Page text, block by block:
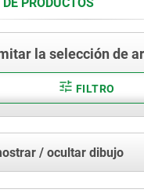
la selección de
FILTRO
/ ocultar dibujo